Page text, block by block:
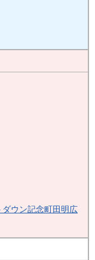
ウン記念町田明広